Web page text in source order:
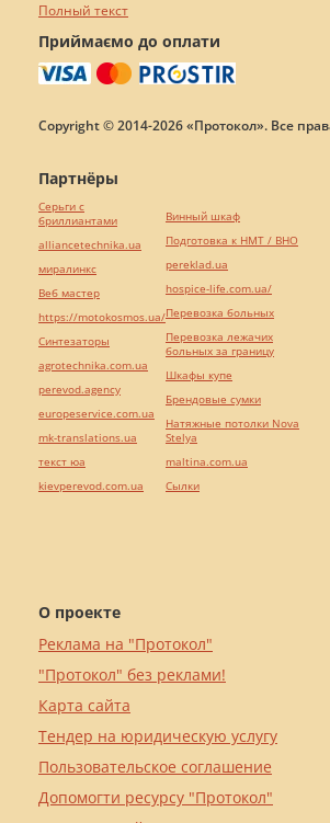
Полный текст
Приймаємо до оплати
Copyright © 2014-2026 «Протокол». Все
О проекте
Реклама на "Протокол"
"Протокол" без реклами!
Карта сайта
Тендер на юридическую услугу
Пользовательское соглашение
Допомогти ресурсу "Протокол"
Партнёры
Серьги с
бриллиантами
alliancetechnika.ua
миралинкс
Веб мастер
https://motokosmos.ua/
Синтезаторы
agrotechnika.com.ua
perevod.agency
europeservice.com.ua
mk-translations.ua
текст юа
kievperevod.com.ua
Винный шкаф
Подготовка к НМТ / ВНО
pereklad.ua
hospice-life.com.ua/
Перевозка больных
Перевозка лежачих
больных за границу
Шкафы купе
Брендовые сумки
Натяжные потолки Nova
Stelya
maltina.com.ua
Cылки